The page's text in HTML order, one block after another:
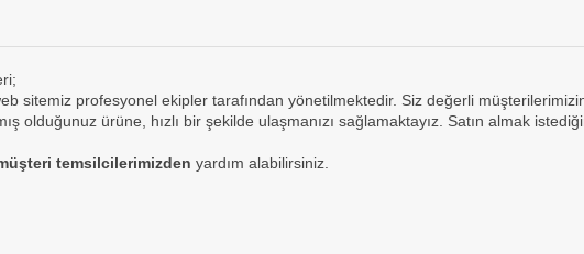
sitemiz profesyonel ekipler tarafından yönetilmektedir. Siz değerli
olduğunuz ürüne, hızlı bir şekilde ulaşmanızı sağlamaktayız. Satın almak
temsilcilerimizden yardım alabilirsiniz.